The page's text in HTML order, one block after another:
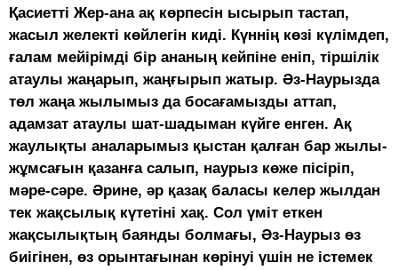
Қасиетті Жер-ана ақ көрпесін ысырып тастап,
жасыл желекті көйлегін киді. Күннің көзі күлімдеп,
ғалам мейірімді бір ананың кейпіне еніп, тіршілік
атаулы жаңарып, жаңғырып жатыр. Әз-Наурызда
төл жаңа жылымыз да босағамызды аттап,
адамзат атаулы шат-шадыман күйге енген. Ақ
жаулықты аналарымыз қыстан қалған бар жылы-
жұмсағын қазанға салып, наурыз көже пісіріп,
мәре-сәре. Әрине, әр қазақ баласы келер жылдан
тек жақсылық күтетіні хақ. Сол үміт еткен
жақсылықтың баянды болмағы, Әз-Наурыз өз
биігінен, өз орынтағынан көрінуі үшін не істемек